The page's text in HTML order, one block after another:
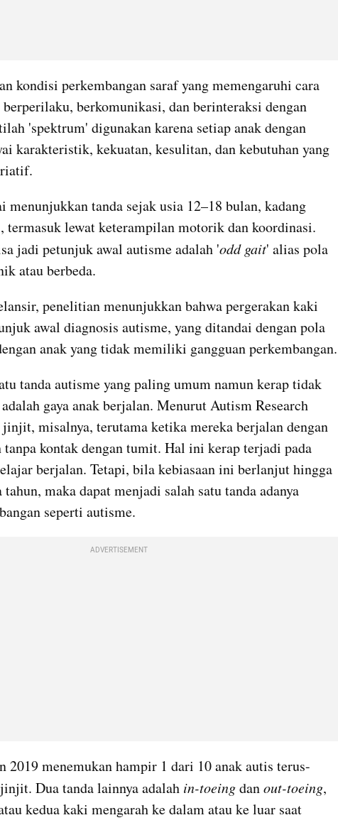
kondisi perkembangan saraf yang memengaruhi cara
berperilaku, berkomunikasi, dan berinteraksi dengan
'spektrum' digunakan karena setiap anak dengan
karakteristik, kekuatan, kesulitan, dan kebutuhan yang
menunjukkan tanda sejak usia 12–18 bulan, kadang
termasuk lewat keterampilan motorik dan koordinasi.
jadi petunjuk awal autisme adalah 'odd gait' alias pola
atau berbeda.
penelitian menunjukkan bahwa pergerakan kaki
awal diagnosis autisme, yang ditandai dengan pola
anak yang tidak memiliki gangguan perkembangan.
tanda autisme yang paling umum namun kerap tidak
gaya anak berjalan. Menurut Autism Research
misalnya, terutama ketika mereka berjalan dengan
tanpa kontak dengan tumit. Hal ini kerap terjadi pada
berjalan. Tetapi, bila kebiasaan ini berlanjut hingga
maka dapat menjadi salah satu tanda adanya
seperti autisme.
ADVERTISEMENT
2019 menemukan hampir 1 dari 10 anak autis terus-
Dua tanda lainnya adalah in-toeing dan out-toeing,
kedua kaki mengarah ke dalam atau ke luar saat